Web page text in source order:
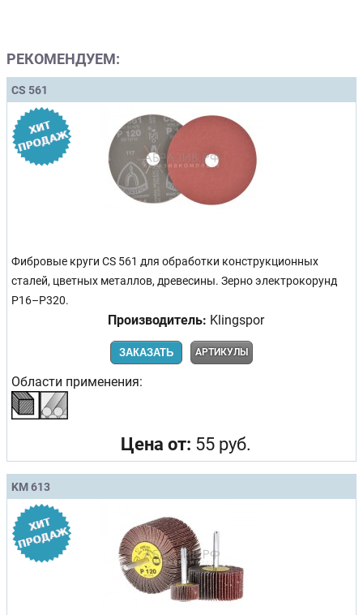
РЕКОМЕНДУЕМ:
CS 561
Фибровые круги CS 561 для обработки конструкционных
сталей, цветных металлов, древесины. Зерно электрокорунд
P16–P320.
Производитель: Klingspor
ЗАКАЗАТЬ АРТИКУЛЫ
Области применения:
Цена от: 55 руб.
KM 613